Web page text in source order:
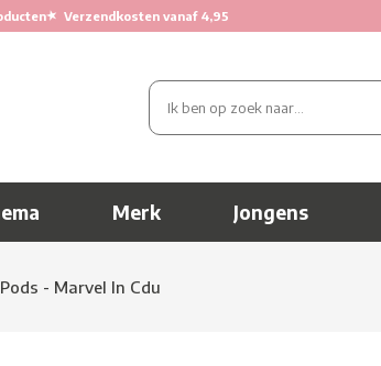
★ Verzendkosten vanaf 4,95
Merk Jongens
- Marvel In Cdu